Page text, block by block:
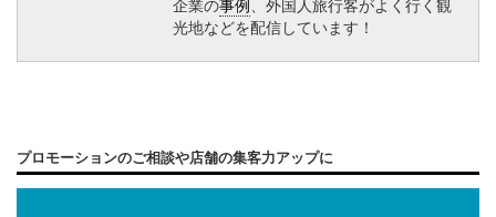
企業の事例、外国人旅行客がよく行く観
光地などを配信しています！
プロモーションのご相談や店舗の集客力アップに